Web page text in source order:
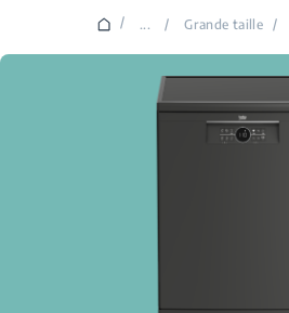
/ ... / Grande taille /